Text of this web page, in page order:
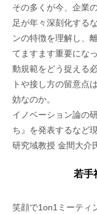
その多くが今、企業
足が年々深刻化する
ンの特徴を理解し、
てますます重要にな
動規範をどう捉える
トや接し方の留意点
効なのか。
イノベーション論の
ち』を発表するなど
研究域教授 金間大介
若手
笑顔で1on1ミーティ